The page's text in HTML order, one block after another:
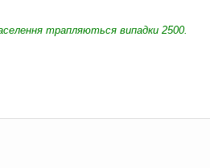
трапляються випадки 2500.